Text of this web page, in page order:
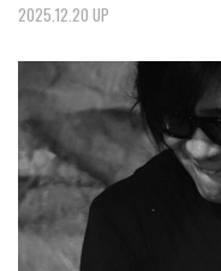
2025.12.20 UP